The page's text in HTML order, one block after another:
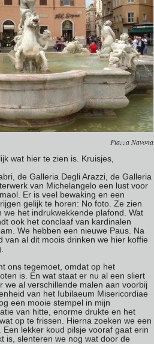
Piazza Navona
wat hier te zien is. Kruisjes,
de Galleria Degli Arazzi, de Galleria
van Michelangelo een lust voor
Er is veel bewaking en een
gelijk te horen: No foto. Ze zien
het indrukwekkende plafond. Wat
ook het conclaaf van kardinalen
We hebben een nieuwe Paus. Na
al dit moois drinken we hier koffie
ons tegemoet, omdat op het
is. En wat staat er nu al een sliert
we al verschillende malen aan voorbij
van het Iubilaeum Misericordiae
een mooie stempel in mijn
van hitte, enorme drukte en het
op te frissen. Hierna zoeken we een
lekker koud pilsje vooraf gaat erin
is, slenteren we nog wat door de